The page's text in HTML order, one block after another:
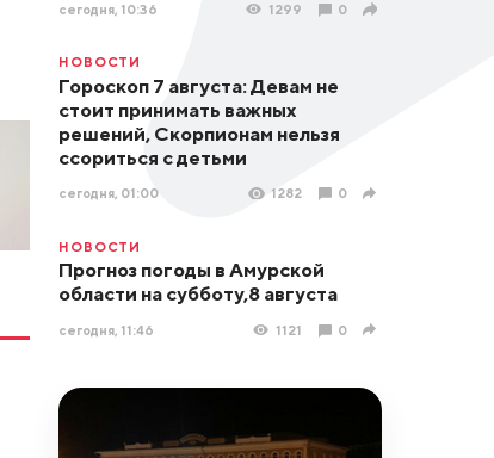
сегодня, 10:36 1299 0
НОВОСТИ
Гороскоп 7 августа: Девам не
стоит принимать важных
решений, Скорпионам нельзя
ссориться с детьми
сегодня, 01:00 1282 0
НОВОСТИ
Прогноз погоды в Амурской
области на субботу,8 августа
сегодня, 11:46 1121 0